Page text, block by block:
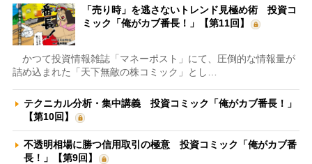
「売り時」を逃さないトレンド見極め術 投資コ
ミック「俺がカブ番長！」【第11回】
かつて投資情報雑誌「マネーポスト」にて、圧倒的な情報量が
詰め込まれた「天下無敵の株コミック」とし…
テクニカル分析・集中講義 投資コミック「俺がカブ番長！」
【第10回】
不透明相場に勝つ信用取引の極意 投資コミック「俺がカブ番
長！」【第9回】